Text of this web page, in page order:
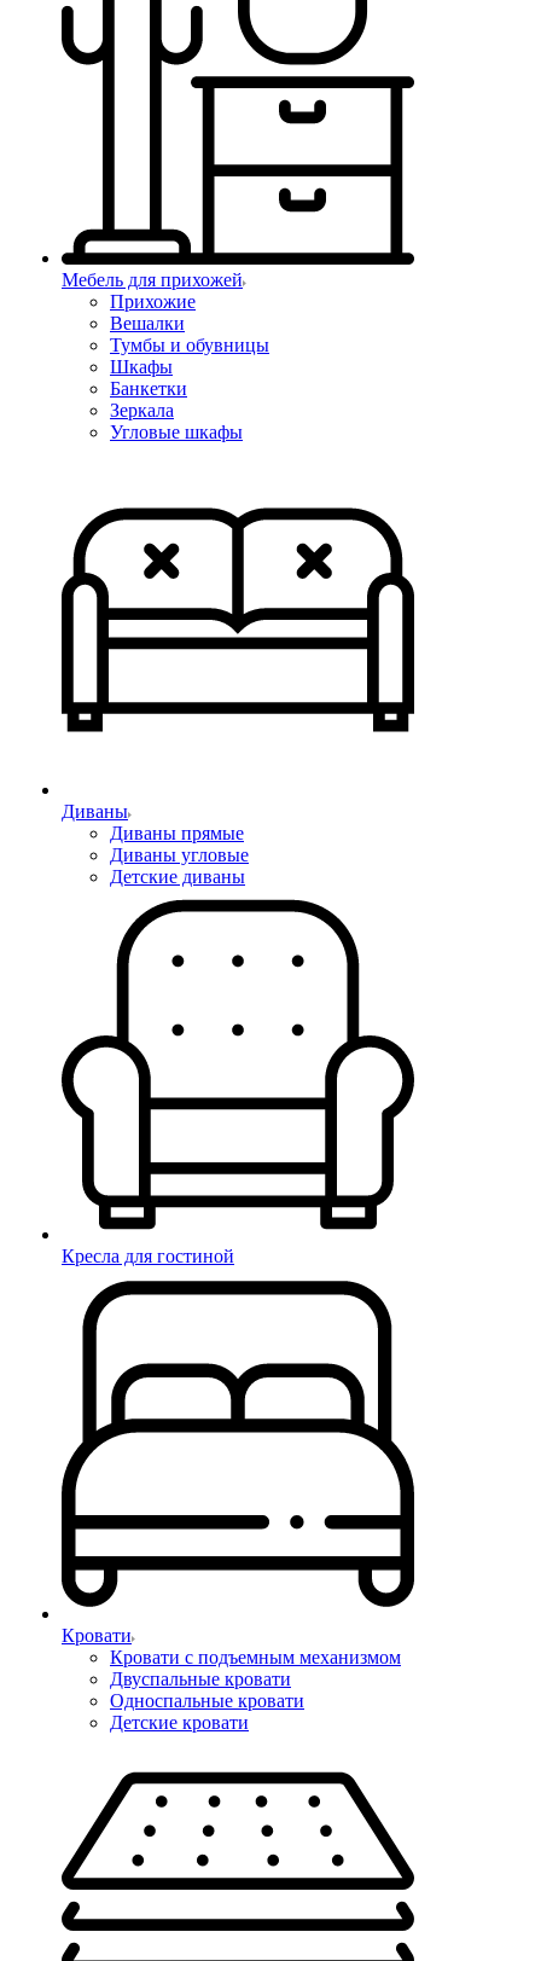
Мебель для прихожей
Прихожие
Вешалки
Тумбы и обувницы
Шкафы
Банкетки
Зеркала
Угловые шкафы
Диваны
Диваны прямые
Диваны угловые
Детские диваны
Кресла для гостиной
Кровати
Кровати с подъемным механизмом
Двуспальные кровати
Односпальные кровати
Детские кровати